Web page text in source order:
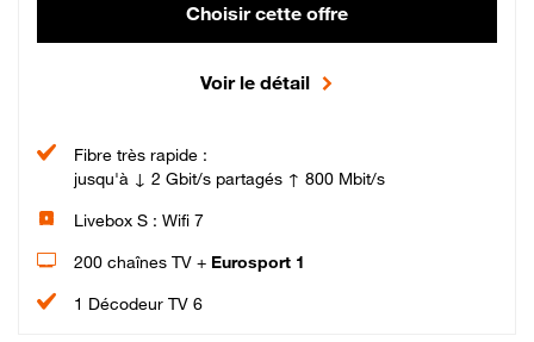
Choisir cette offre
Voir le détail
Fibre très rapide :
jusqu'à ↓ 2 Gbit/s partagés ↑ 800 Mbit/s
Livebox S : Wifi 7
200 chaînes TV + Eurosport 1
1 Décodeur TV 6